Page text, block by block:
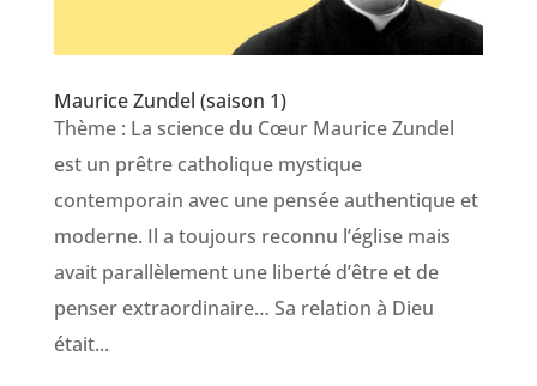
Maurice Zundel (saison 1)
Thème : La science du Cœur Maurice Zundel
est un prêtre catholique mystique
contemporain avec une pensée authentique et
moderne. Il a toujours reconnu l’église mais
avait parallèlement une liberté d’être et de
penser extraordinaire… Sa relation à Dieu
était...